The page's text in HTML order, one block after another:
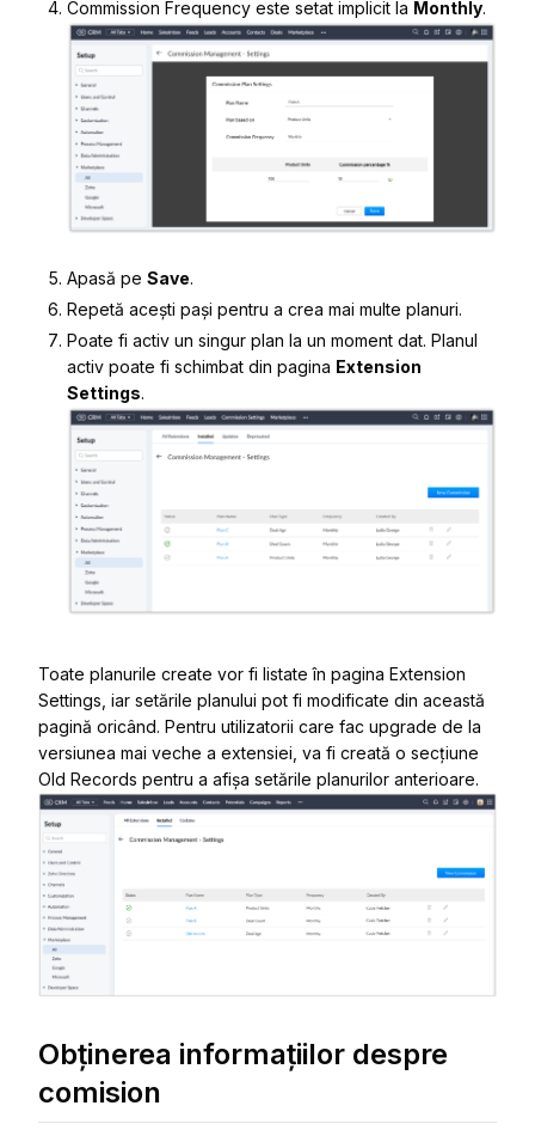
Commission Frequency este setat implicit la Monthly.
Apasă pe Save.
Repetă acești pași pentru a crea mai multe planuri.
Poate fi activ un singur plan la un moment dat. Planul
activ poate fi schimbat din pagina Extension
Settings.
Toate planurile create vor fi listate în pagina Extension
Settings , iar setările planului pot fi modificate din această
pagină oricând. Pentru utilizatorii care fac upgrade de la
versiunea mai veche a extensiei, va fi creată o secțiune
Old Records pentru a afișa setările planurilor anterioare.
Obținerea informațiilor despre
comision